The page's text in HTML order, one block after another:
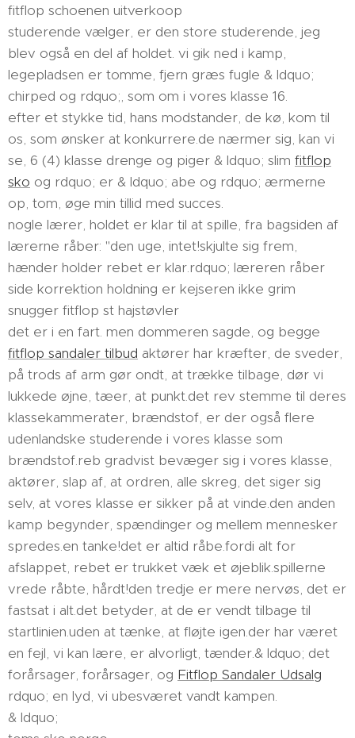
fitflop schoenen uitverkoop
studerende vælger, er den store studerende, jeg
blev også en del af holdet. vi gik ned i kamp,
legepladsen er tomme, fjern græs fugle & ldquo;
chirped og rdquo;, som om i vores klasse 16.
efter et stykke tid, hans modstander, de kø, kom til
os, som ønsker at konkurrere.de nærmer sig, kan vi
se, 6 (4) klasse drenge og piger & ldquo; slim fitflop
sko og rdquo; er & ldquo; abe og rdquo; ærmerne
op, tom, øge min tillid med succes.
nogle lærer, holdet er klar til at spille, fra bagsiden af
lærerne råber: "den uge, intet!skjulte sig frem,
hænder holder rebet er klar.rdquo; læreren råber
side korrektion holdning er kejseren ikke grim
snugger fitflop st hajstøvler
det er i en fart. men dommeren sagde, og begge
fitflop sandaler tilbud aktører har kræfter, de sveder,
på trods af arm gør ondt, at trække tilbage, dør vi
lukkede øjne, tæer, at punkt.det rev stemme til deres
klassekammerater, brændstof, er der også flere
udenlandske studerende i vores klasse som
brændstof.reb gradvist bevæger sig i vores klasse,
aktører, slap af, at ordren, alle skreg, det siger sig
selv, at vores klasse er sikker på at vinde.den anden
kamp begynder, spændinger og mellem mennesker
spredes.en tanke!det er altid råbe.fordi alt for
afslappet, rebet er trukket væk et øjeblik.spillerne
vrede råbte, hårdt!den tredje er mere nervøs, det er
fastsat i alt.det betyder, at de er vendt tilbage til
startlinien.uden at tænke, at fløjte igen.der har været
en fejl, vi kan lære, er alvorligt, tænder.& ldquo; det
forårsager, forårsager, og Fitflop Sandaler Udsalg
rdquo; en lyd, vi ubesværet vandt kampen.
& ldquo;